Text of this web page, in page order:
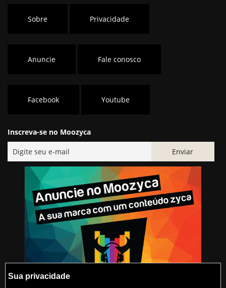
Sobre Privacidade
Anuncie Fale conosco
Facebook Youtube
Inscreva-se no Moozyca
Sua privacidade